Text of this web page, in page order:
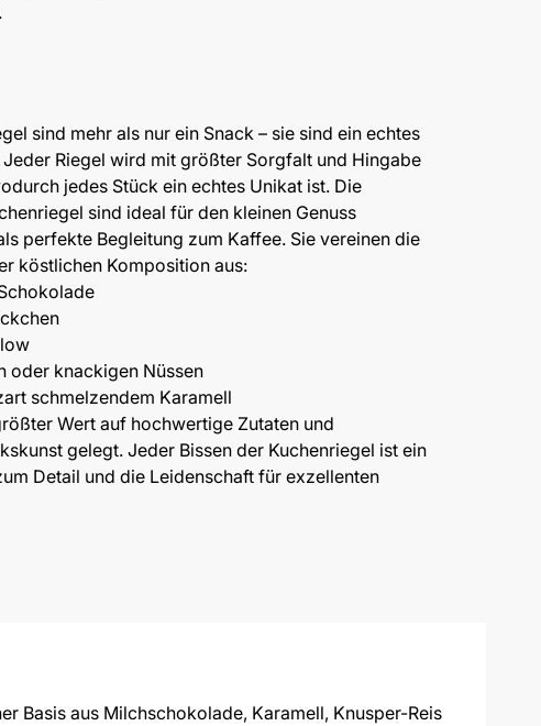
sind mehr als nur ein Snack – sie sind ein echtes
Riegel wird mit größter Sorgfalt und Hingabe
jedes Stück ein echtes Unikat ist. Die
sind ideal für den kleinen Genuss
perfekte Begleitung zum Kaffee. Sie vereinen die
köstlichen Komposition aus:
oder knackigen Nüssen
schmelzendem Karamell
Wert auf hochwertige Zutaten und
gelegt. Jeder Bissen der Kuchenriegel ist ein
Detail und die Leidenschaft für exzellenten
Basis aus Milchschokolade, Karamell, Knusper-Reis